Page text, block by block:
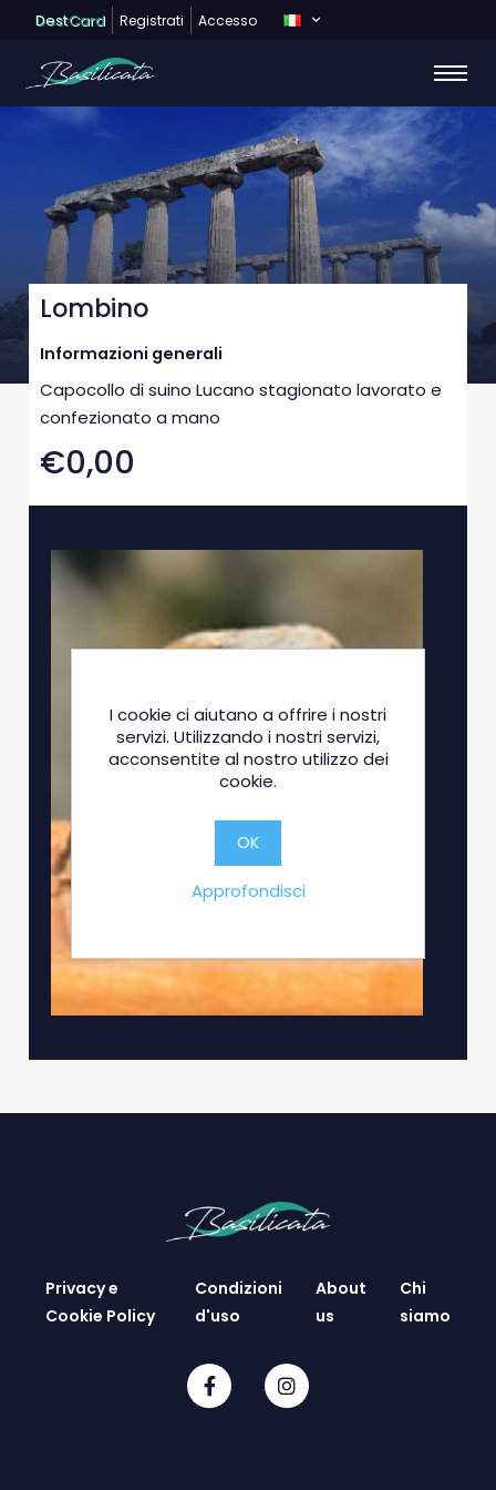
DestCard Registrati Accesso
Lombino
Informazioni generali
Capocollo di suino Lucano stagionato lavorato e
confezionato a mano
€0,00
Privacy e
Cookie Policy
Condizioni
d'uso
About
us
Chi
siamo
I cookie ci aiutano a offrire i nostri
servizi. Utilizzando i nostri servizi,
acconsentite al nostro utilizzo dei
cookie.
OK
Approfondisci